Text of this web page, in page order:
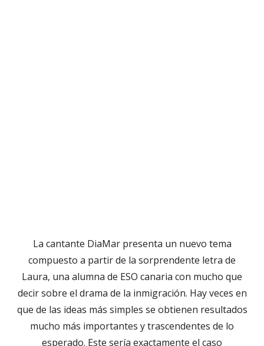
La cantante DiaMar presenta un nuevo tema
compuesto a partir de la sorprendente letra de
Laura, una alumna de ESO canaria con mucho que
decir sobre el drama de la inmigración. Hay veces en
que de las ideas más simples se obtienen resultados
mucho más importantes y trascendentes de lo
esperado. Este sería exactamente el caso